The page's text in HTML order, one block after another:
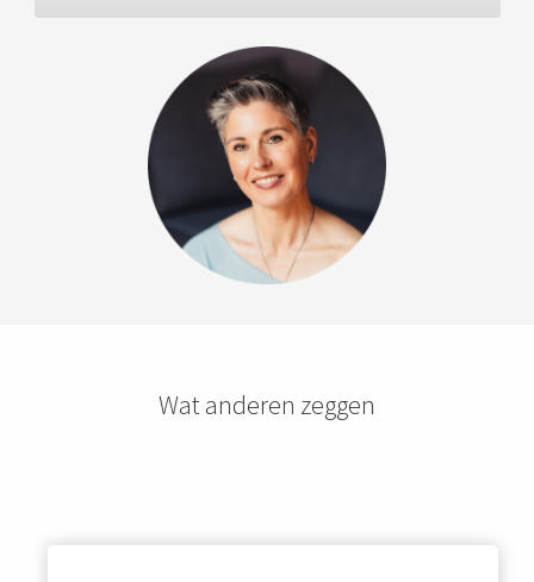
Wat anderen zeggen